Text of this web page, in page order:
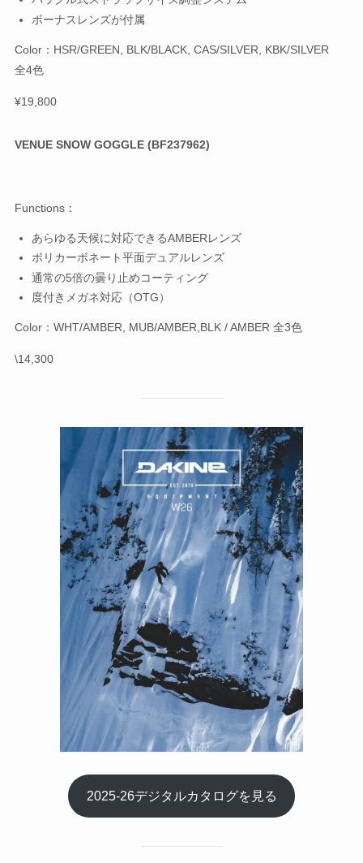
ボーナスレンズが付属
Color：HSR/GREEN, BLK/BLACK, CAS/SILVER, KBK/SILVER
全4色
¥19,800
VENUE SNOW GOGGLE (BF237962)
Functions：
あらゆる天候に対応できるAMBERレンズ
ポリカーボネート平面デュアルレンズ
通常の5倍の曇り止めコーティング
度付きメガネ対応（OTG）
Color：WHT/AMBER, MUB/AMBER,BLK / AMBER 全3色
\14,300
2025-26デジタルカタログを見る